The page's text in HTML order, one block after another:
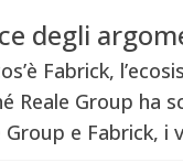
degli
Fabrick,
Reale Group ha
Group e Fabrick,